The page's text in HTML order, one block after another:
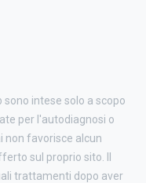
intese solo a scopo
per l'autodiagnosi o
non favorisce alcun
sul proprio sito. Il
trattamenti dopo aver